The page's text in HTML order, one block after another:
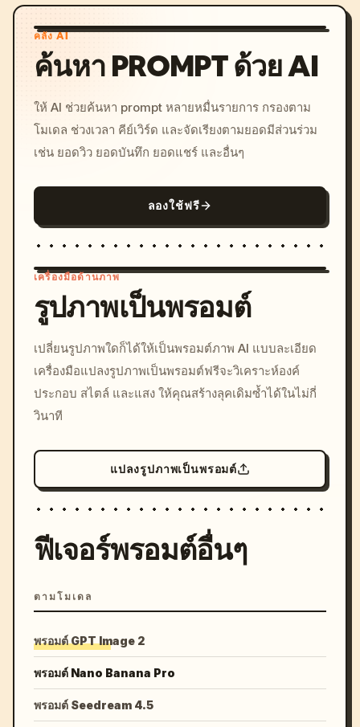
คลัง AI
ค้นหา PROMPT ด้วย AI
ให้ AI ช่วยค้นหา prompt หลายหมื่นรายการ กรองตาม
โมเดล ช่วงเวลา คีย์เวิร์ด และจัดเรียงตามยอดมีส่วนร่วม
เช่น ยอดวิว ยอดบันทึก ยอดแชร์ และอื่นๆ
ลองใช้ฟรี
c, cyberpunk sunset, neon
colors, 8k --v 6.0
เครื่องมือด้านภาพ
รูปภาพเป็นพรอมต์
เปลี่ยนรูปภาพใดก็ได้ให้เป็นพรอมต์ภาพ AI แบบละเอียด
เครื่องมือแปลงรูปภาพเป็นพรอมต์ฟรีจะวิเคราะห์องค์
ประกอบ สไตล์ และแสง ให้คุณสร้างลุคเดิมซ้ำได้ในไม่กี่
วินาที
แปลงรูปภาพเป็นพรอมต์
ฟีเจอร์พรอมต์อื่นๆ
ตามโมเดล
พรอมต์ GPT Image 2
พรอมต์ Nano Banana Pro
พรอมต์ Seedream 4.5